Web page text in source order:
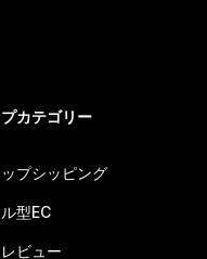
プカテゴリー
ップシッピング
型EC
ビュー